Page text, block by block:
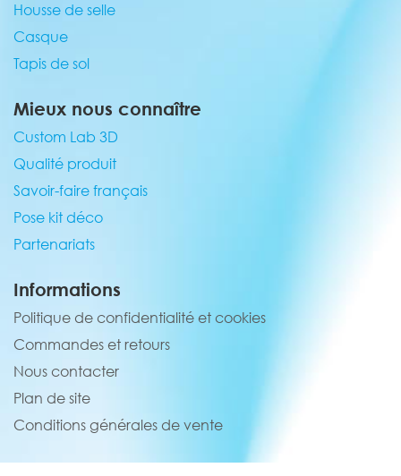
Housse de selle
Casque
Tapis de sol
Mieux nous connaître
Custom Lab 3D
Qualité produit
Savoir-faire français
Pose kit déco
Partenariats
Informations
Politique de confidentialité et cookies
Commandes et retours
Nous contacter
Plan de site
Conditions générales de vente
Service client